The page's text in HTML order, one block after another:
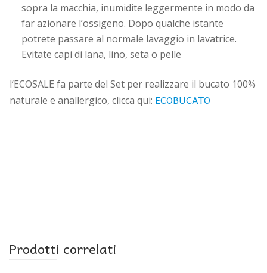
sopra la macchia, inumidite leggermente in modo da
far azionare l’ossigeno. Dopo qualche istante
potrete passare al normale lavaggio in lavatrice.
Evitate capi di lana, lino, seta o pelle
l’ECOSALE fa parte del Set per realizzare il bucato 100%
naturale e anallergico, clicca qui: ECOBUCATO
Prodotti correlati